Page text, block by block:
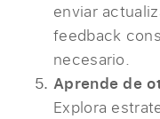
enviar
feedback
necesario.
Aprende de
Explora